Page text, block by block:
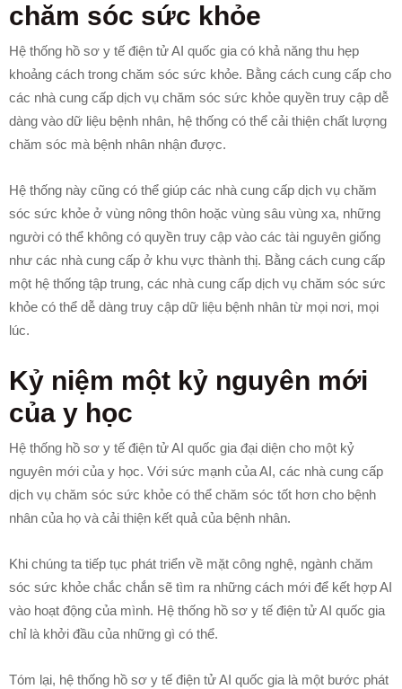
chăm sóc sức khỏe
Hệ thống hồ sơ y tế điện tử AI quốc gia có khả năng thu hẹp
khoảng cách trong chăm sóc sức khỏe. Bằng cách cung cấp cho
các nhà cung cấp dịch vụ chăm sóc sức khỏe quyền truy cập dễ
dàng vào dữ liệu bệnh nhân, hệ thống có thể cải thiện chất lượng
chăm sóc mà bệnh nhân nhận được.
Hệ thống này cũng có thể giúp các nhà cung cấp dịch vụ chăm
sóc sức khỏe ở vùng nông thôn hoặc vùng sâu vùng xa, những
người có thể không có quyền truy cập vào các tài nguyên giống
như các nhà cung cấp ở khu vực thành thị. Bằng cách cung cấp
một hệ thống tập trung, các nhà cung cấp dịch vụ chăm sóc sức
khỏe có thể dễ dàng truy cập dữ liệu bệnh nhân từ mọi nơi, mọi
lúc.
Kỷ niệm một kỷ nguyên mới
của y học
Hệ thống hồ sơ y tế điện tử AI quốc gia đại diện cho một kỷ
nguyên mới của y học. Với sức mạnh của AI, các nhà cung cấp
dịch vụ chăm sóc sức khỏe có thể chăm sóc tốt hơn cho bệnh
nhân của họ và cải thiện kết quả của bệnh nhân.
Khi chúng ta tiếp tục phát triển về mặt công nghệ, ngành chăm
sóc sức khỏe chắc chắn sẽ tìm ra những cách mới để kết hợp AI
vào hoạt động của mình. Hệ thống hồ sơ y tế điện tử AI quốc gia
chỉ là khởi đầu của những gì có thể.
Tóm lại, hệ thống hồ sơ y tế điện tử AI quốc gia là một bước phát